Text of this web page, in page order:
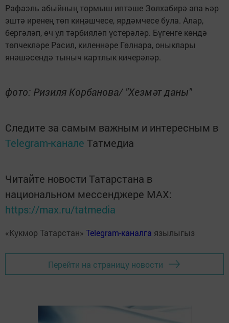
Рафаэль абыйның тормыш иптәше Зөлхәбирә апа һәр
эштә иренең төп киңәшчесе, ярдәмчесе була. Алар,
бергәләп, өч ул тәрбияләп үстерәләр. Бүгенге көндә
төпчекләре Расил, киленнәре Гөлнара, оныклары
янәшәсендә тыныч картлык кичерәләр.
фото: Ризиля Корбанова/ "Хезмәт даны"
Следите за самым важным и интересным в
Telegram-канале Татмедиа
Читайте новости Татарстана в
национальном мессенджере MАХ:
https://max.ru/tatmedia
«Кукмор Татарстан» Telegram-каналга язылыгыз
Перейти на страницу новости